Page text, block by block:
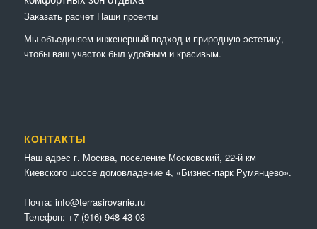
Заказать расчет Наши проекты
Мы объединяем инженерный подход и природную эстетику,
чтобы ваш участок был удобным и красивым.
КОНТАКТЫ
Наш адрес г. Москва, поселение Московский, 22-й км
Киевского шоссе домовладение 4, «Бизнес-парк Румянцево».
Почта: info@terrasirovanie.ru
Телефон: +7 (916) 948-43-03